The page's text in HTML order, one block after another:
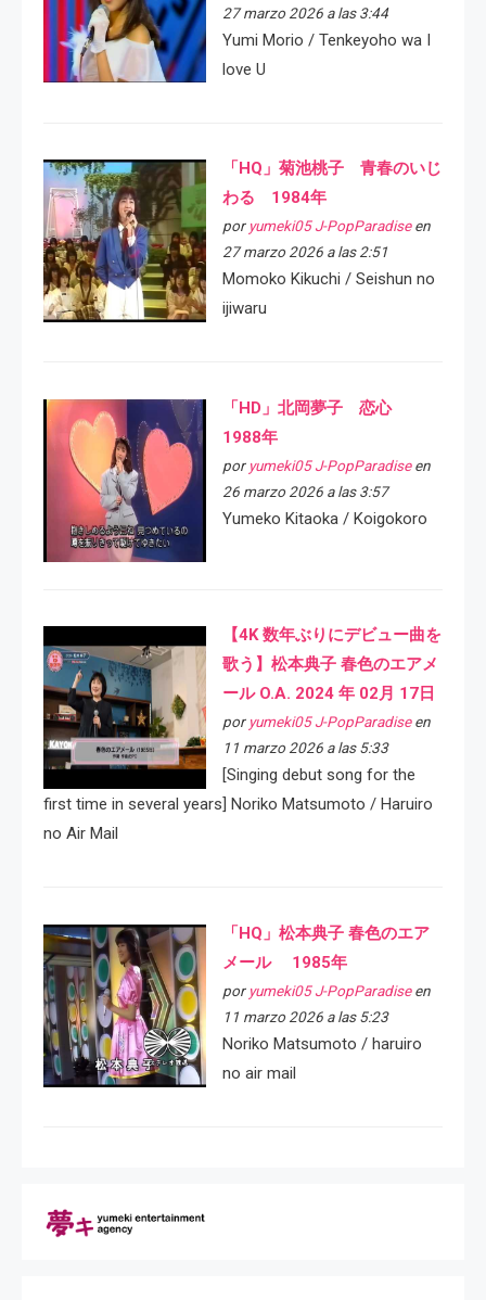
27 marzo 2026 a las 3:44
Yumi Morio / Tenkeyoho wa I
love U
「HQ」菊池桃子 青春のいじ
わる 1984年
por yumeki05 J-PopParadiseen
27 marzo 2026 a las 2:51
Momoko Kikuchi / Seishun no
ijiwaru
「HD」北岡夢子 恋心
1988年
por yumeki05 J-PopParadiseen
26 marzo 2026 a las 3:57
Yumeko Kitaoka / Koigokoro
【4K 数年ぶりにデビュー曲を
歌う】松本典子 春色のエアメ
ール O.A. 2024 年 02月 17日
por yumeki05 J-PopParadiseen
11 marzo 2026 a las 5:33
[Singing debut song for the
first time in several years] Noriko Matsumoto / Haruiro
no Air Mail
「HQ」松本典子 春色のエア
メール 1985年
por yumeki05 J-PopParadiseen
11 marzo 2026 a las 5:23
Noriko Matsumoto / haruiro
no air mail